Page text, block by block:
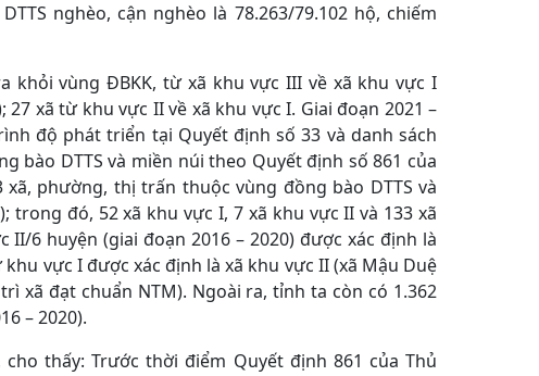
nghèo, cận nghèo là 78.263/79.102 hộ, chiếm
khỏi vùng ĐBKK, từ xã khu vực III về xã khu vực I
xã từ khu vực II về xã khu vực I. Giai đoạn 2021 –
độ phát triển tại Quyết định số 33 và danh sách
bào DTTS và miền núi theo Quyết định số 861 của
phường, thị trấn thuộc vùng đồng bào DTTS và
trong đó, 52 xã khu vực I, 7 xã khu vực II và 133 xã
6 huyện (giai đoạn 2016 – 2020) được xác định là
vực I được xác định là xã khu vực II (xã Mậu Duệ
xã đạt chuẩn NTM). Ngoài ra, tỉnh ta còn có 1.362
– 2020).
thấy: Trước thời điểm Quyết định 861 của Thủ